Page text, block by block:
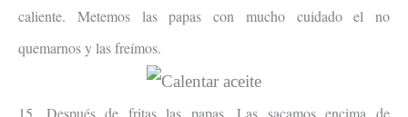
caliente. Metemos las papas con mucho cuidado el no
quemarnos y las freímos.